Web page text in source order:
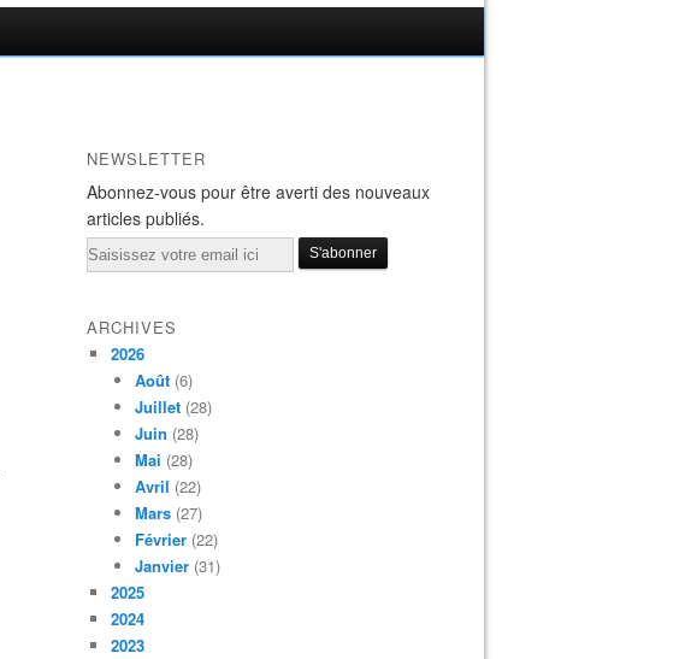
NEWSLETTER
Abonnez-vous pour être averti des nouveaux
articles publiés.
Email
ARCHIVES
2026
Août (6)
Juillet (28)
Juin (28)
Mai (28)
Avril (22)
Mars (27)
Février (22)
Janvier (31)
2025
2024
2023